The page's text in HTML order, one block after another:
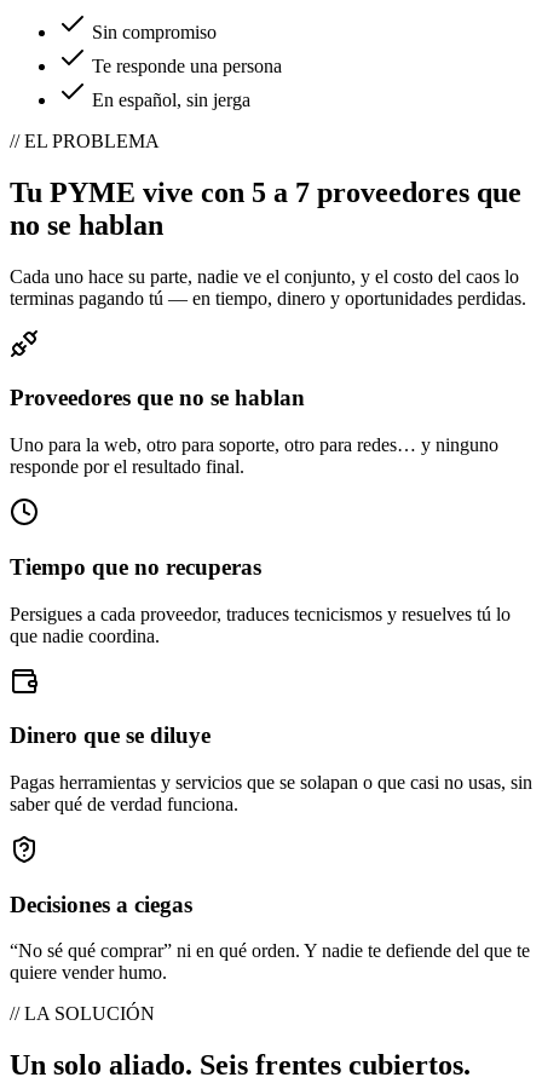
Sin compromiso
Te responde una persona
En español, sin jerga
//EL PROBLEMA
Tu PYME vive con 5 a 7 proveedores que
no se hablan
Cada uno hace su parte, nadie ve el conjunto, y el costo del caos lo
terminas pagando tú — en tiempo, dinero y oportunidades perdidas.
Proveedores que no se hablan
Uno para la web, otro para soporte, otro para redes… y ninguno
responde por el resultado final.
Tiempo que no recuperas
Persigues a cada proveedor, traduces tecnicismos y resuelves tú lo
que nadie coordina.
Dinero que se diluye
Pagas herramientas y servicios que se solapan o que casi no usas, sin
saber qué de verdad funciona.
Decisiones a ciegas
“No sé qué comprar” ni en qué orden. Y nadie te defiende del que te
quiere vender humo.
// LA SOLUCIÓN
Un solo aliado. Seis frentes cubiertos.